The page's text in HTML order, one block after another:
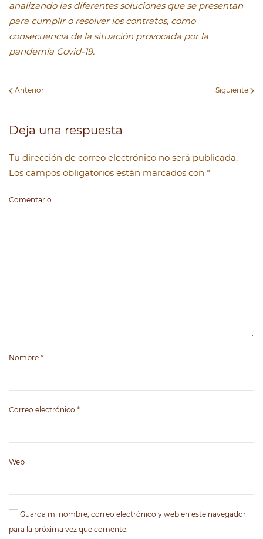
analizando las diferentes soluciones que se presentan
para cumplir o resolver los contratos, como
consecuencia de la situación provocada por la
pandemia Covid-19.
Anterior Siguiente
Deja una respuesta
Tu dirección de correo electrónico no será publicada.
Los campos obligatorios están marcados con *
Comentario
Nombre *
Correo electrónico *
Web
Guarda mi nombre, correo electrónico y web en este navegador
para la próxima vez que comente.